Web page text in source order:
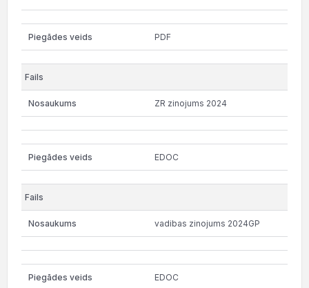
PDF
ZR zinojums 2024
EDOC
vadibas zinojums 2024GP
EDOC